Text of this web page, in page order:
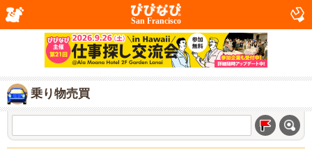
San Francisco
乗り物売買